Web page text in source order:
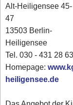
Alt-Heiligensee 45-
47
13503 Berlin-
Heiligensee
Tel. 030 - 431 28 63
Homepage:
heiligensee.de